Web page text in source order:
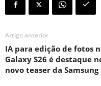
Artigo anterior
IA para edição de fotos
Galaxy S26 é destaque
novo teaser da Samsung